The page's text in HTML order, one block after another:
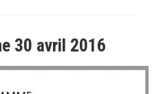
30 avril 2016